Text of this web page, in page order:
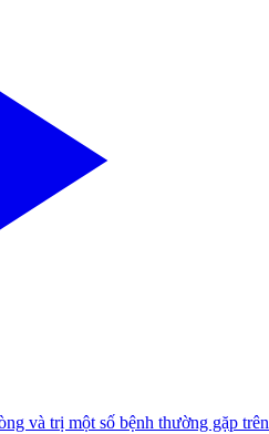
và trị một số bệnh thường gặp trên